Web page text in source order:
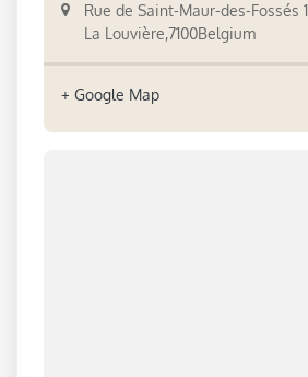
Rue de Saint-Maur-des-Fossés 1
La Louvière,7100Belgium
+ Google Map